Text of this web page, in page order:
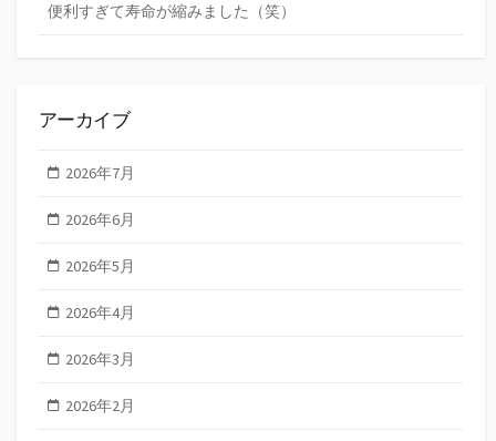
便利すぎて寿命が縮みました（笑）
アーカイブ
2026年7月
2026年6月
2026年5月
2026年4月
2026年3月
2026年2月